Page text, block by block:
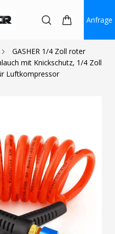
Anfrage
GASHER 1/4 Zoll roter
mit Knickschutz, 1/4 Zoll
Luftkompressor